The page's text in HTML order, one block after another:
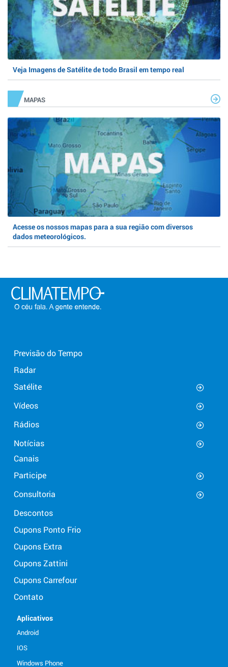
Veja Imagens de Satélite de todo Brasil em tempo real
MAPAS
Acesse os nossos mapas para a sua região com diversos
dados meteorológicos.
Previsão do Tempo
Radar
Satélite
Vídeos
Rádios
Notícias
Canais
Participe
Consultoria
Descontos
Cupons Ponto Frio
Cupons Extra
Cupons Zattini
Cupons Carrefour
Contato
Aplicativos
Android
IOS
Windows Phone